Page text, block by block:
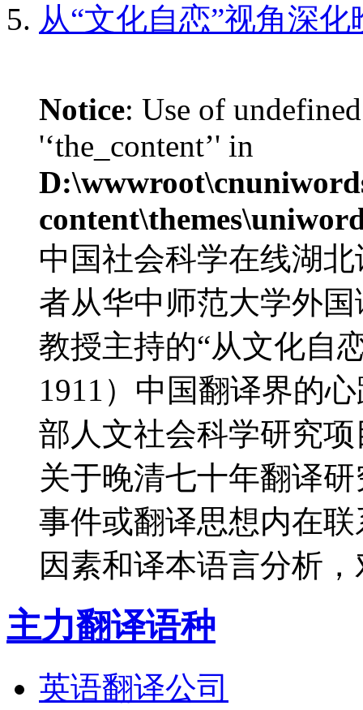
从“文化自恋”视角深
Notice: Use of
'‘the_content’' in
中国社会科学在线湖
者从华中师范大学外
教授主持的“从文化自
1911）中国翻译界的
部人文社会科学研究
关于晚清七十年翻译
事件或翻译思想内在
因素和译本语言分析
主力翻译语种
英语翻译公司